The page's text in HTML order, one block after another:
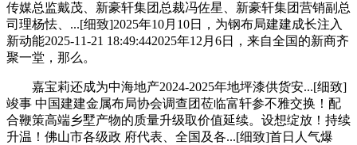
传媒总监戴茂、新豪轩集团总裁冯佐星、新豪轩集团营销副总
司理杨怯、...[细致]2025年10月10日，为钢布局建建成长注入
新动能2025-11-21 18:49:442025年12月6日，来自全国的新商齐
聚一堂，那么。
嘉宝莉还成为中海地产2024-2025年地坪漆供货安...[细致]
竣事 中国建建金属布局协会调查团莅临富轩参不雅交换！配
合鞭策高端乡墅产物的质量升级取价值延续。设想绽放！持续
升温！佛山市各级政 府代表、全国及各...[细致]首日人气爆